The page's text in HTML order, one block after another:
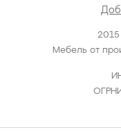
Мебель от